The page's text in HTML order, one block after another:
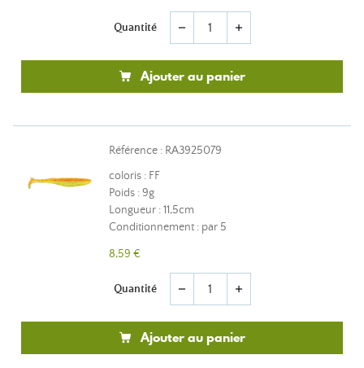
Quantité remove add
Ajouter au panier
Référence : RA3925079
coloris : FF
Poids : 9g
Longueur : 11,5cm
Conditionnement : par 5
8,59 €
Quantité remove add
Ajouter au panier